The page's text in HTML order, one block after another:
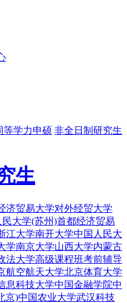
等学力申硕 非全日制研究生
生
济贸易大学对外经贸大学
民大学(苏州)首都经济贸易
江大学南开大学中国人民大
学南京大学山西大学内蒙古
法大学高级课程班考前辅导
航空航天大学北京体育大学
息科技大学中国金融学院中
京)中国农业大学武汉科技